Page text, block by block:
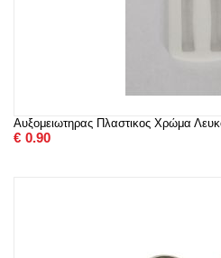
Αυξομειωτηρας Πλαστικος Χρώμα
€ 0.90